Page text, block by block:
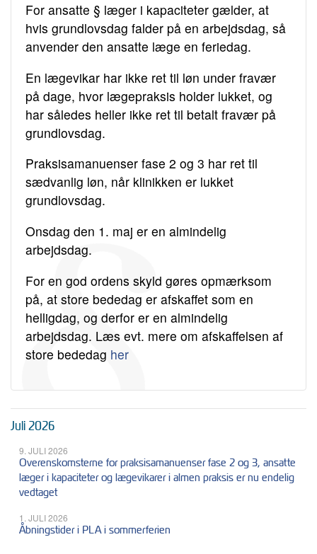
For ansatte § læger i kapaciteter gælder, at
hvis grundlovsdag falder på en arbejdsdag, så
anvender den ansatte læge en feriedag.
En lægevikar har ikke ret til løn under fravær
på dage, hvor lægepraksis holder lukket, og
har således heller ikke ret til betalt fravær på
grundlovsdag.
Praksisamanuenser fase 2 og 3 har ret til
sædvanlig løn, når klinikken er lukket
grundlovsdag.
Onsdag den 1. maj er en almindelig
arbejdsdag.
For en god ordens skyld gøres opmærksom
på, at store bededag er afskaffet som en
helligdag, og derfor er en almindelig
arbejdsdag. Læs evt. mere om afskaffelsen af
store bededag her
Juli 2026
9. JULI 2026
Overenskomsterne for praksisamanuenser fase 2 og 3, ansatte
læger i kapaciteter og lægevikarer i almen praksis er nu endelig
vedtaget
1. JULI 2026
Åbningstider i PLA i sommerferien